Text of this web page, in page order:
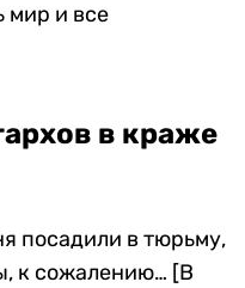
мир и все
в краже
посадили в тюрьму,
к сожалению… [В